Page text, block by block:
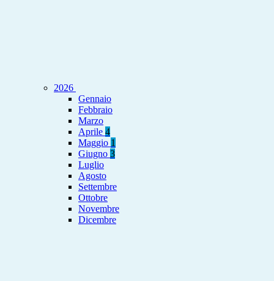
2026
Gennaio
Febbraio
Marzo
Aprile 4
Maggio 1
Giugno 3
Luglio
Agosto
Settembre
Ottobre
Novembre
Dicembre